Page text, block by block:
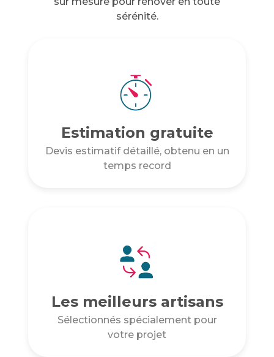
sérénité.
Estimation gratuite
Devis estimatif détaillé, obtenu en un
temps record
Les meilleurs artisans
Sélectionnés spécialement pour
votre projet